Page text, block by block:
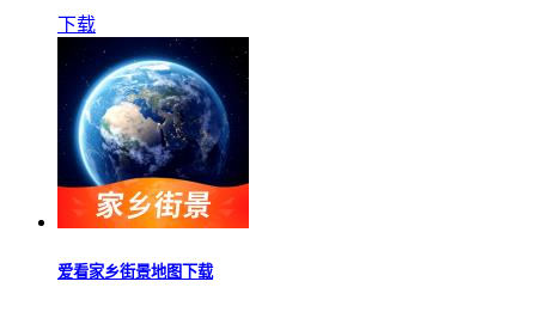
下载
爱看家乡街景地图下载